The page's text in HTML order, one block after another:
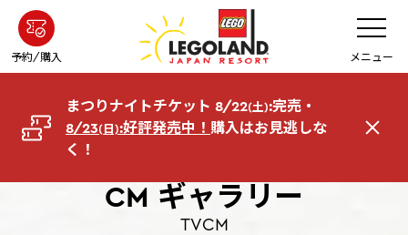
ン
コ
へ
予約/購入
メ
ニ
ュ
ー
を
開
メニュー
まつりナイトチケット 8/22(土):完売・
8/23(日):好評発売中！ 購入はお見逃しな
く！
閉
CM ギャラリー
TVCM